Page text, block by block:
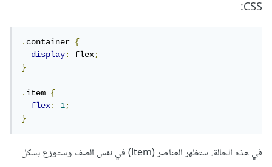
CSS:
.container {
display: flex;
}
.item {
flex: 1;
}
في هذه الحالة، ستظهر العناصر (Item) في نفس الصف وستوزع بشكل